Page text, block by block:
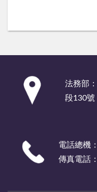
法務部
段130號
電話總機
傳真電話